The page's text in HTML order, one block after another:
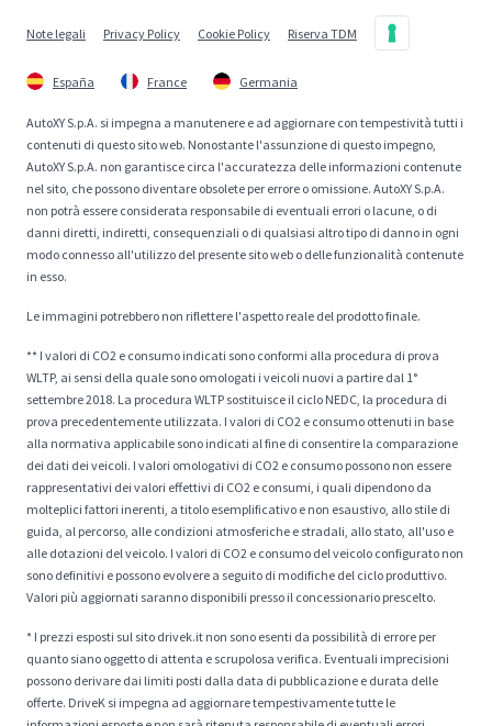
Note legali Privacy Policy Cookie Policy Riserva TDM
España France Germania
AutoXY S.p.A. si impegna a manutenere e ad aggiornare con tempestività tutti i
contenuti di questo sito web. Nonostante l'assunzione di questo impegno,
AutoXY S.p.A. non garantisce circa l'accuratezza delle informazioni contenute
nel sito, che possono diventare obsolete per errore o omissione. AutoXY S.p.A.
non potrà essere considerata responsabile di eventuali errori o lacune, o di
danni diretti, indiretti, consequenziali o di qualsiasi altro tipo di danno in ogni
modo connesso all'utilizzo del presente sito web o delle funzionalità contenute
in esso.
Le immagini potrebbero non riflettere l'aspetto reale del prodotto finale.
** I valori di CO2 e consumo indicati sono conformi alla procedura di prova
WLTP, ai sensi della quale sono omologati i veicoli nuovi a partire dal 1°
settembre 2018. La procedura WLTP sostituisce il ciclo NEDC, la procedura di
prova precedentemente utilizzata. I valori di CO2 e consumo ottenuti in base
alla normativa applicabile sono indicati al fine di consentire la comparazione
dei dati dei veicoli. I valori omologativi di CO2 e consumo possono non essere
rappresentativi dei valori effettivi di CO2 e consumi, i quali dipendono da
molteplici fattori inerenti, a titolo esemplificativo e non esaustivo, allo stile di
guida, al percorso, alle condizioni atmosferiche e stradali, allo stato, all'uso e
alle dotazioni del veicolo. I valori di CO2 e consumo del veicolo configurato non
sono definitivi e possono evolvere a seguito di modifiche del ciclo produttivo.
Valori più aggiornati saranno disponibili presso il concessionario prescelto.
* I prezzi esposti sul sito drivek.it non sono esenti da possibilità di errore per
quanto siano oggetto di attenta e scrupolosa verifica. Eventuali imprecisioni
possono derivare dai limiti posti dalla data di pubblicazione e durata delle
offerte. DriveK si impegna ad aggiornare tempestivamente tutte le